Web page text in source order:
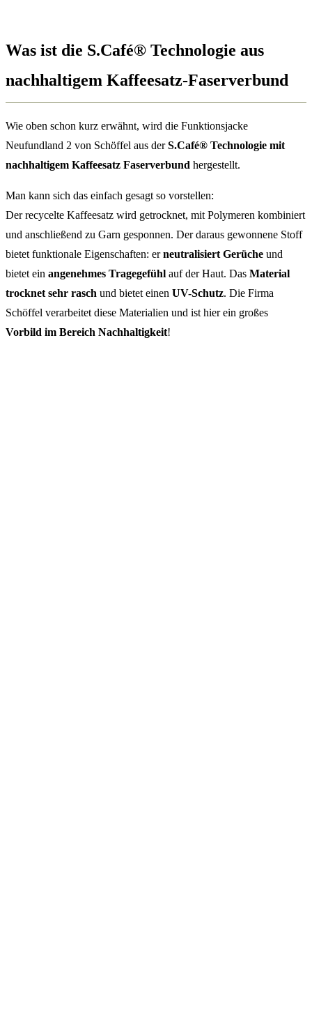
Was ist die S.Café® Technologie aus
nachhaltigem Kaffeesatz-Faserverbund
Wie oben schon kurz erwähnt, wird die Funktionsjacke
Neufundland 2 von Schöffel aus derS.Café® Technologie mit
nachhaltigem Kaffeesatz Faserverbund hergestellt.
Man kann sich das einfach gesagt so vorstellen:
Der recycelte Kaffeesatz wird getrocknet, mit Polymeren kombiniert
und anschließend zu Garn gesponnen. Der daraus gewonnene Stoff
bietet funktionale Eigenschaften: erneutralisiert Gerüche und
bietet ein angenehmes Tragegefühl auf der Haut. Das Material
trocknet sehr rasch und bietet einen UV-Schutz. Die Firma
Schöffel verarbeitet diese Materialien und ist hier ein großes
Vorbild im Bereich Nachhaltigkeit!